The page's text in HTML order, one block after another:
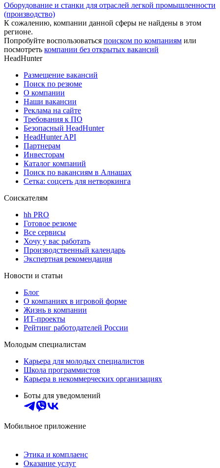
Оборудование и станки для отраслей легкой промышленности
(производство)
К сожалению, компании данной сферы не найдены в этом
регионе.
Попробуйте воспользоваться поиском по компаниям или
посмотреть компании без открытых вакансий
HeadHunter
Размещение вакансий
Поиск по резюме
О компании
Наши вакансии
Реклама на сайте
Требования к ПО
Безопасный HeadHunter
HeadHunter API
Партнерам
Инвесторам
Каталог компаний
Поиск по вакансиям в Алнашах
Сетка: соцсеть для нетворкинга
Соискателям
hh PRO
Готовое резюме
Все сервисы
Хочу у вас работать
Производственный календарь
Экспертная рекомендация
Новости и статьи
Блог
О компаниях в игровой форме
Жизнь в компании
ИТ-проекты
Рейтинг работодателей России
Молодым специалистам
Карьера для молодых специалистов
Школа программистов
Карьера в некоммерческих организациях
Боты для уведомлений
Мобильное приложение
Этика и комплаенс
Оказание услуг